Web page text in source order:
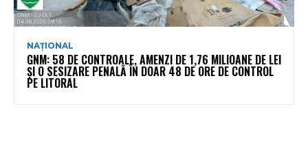
NAȚIONAL
GNM: 58 DE CONTROALE, AMENZI DE 1,76 MILIOANE DE LEI
ȘI O SESIZARE PENALĂ ÎN DOAR 48 DE ORE DE CONTROL
PE LITORAL